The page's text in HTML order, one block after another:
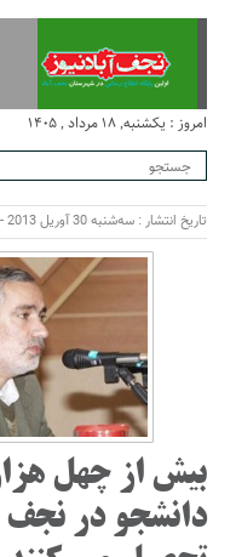
امروز : یکشنبه, ۱۸ مرداد , ۱۴۰۵
تاریخ انتشار : سه‌شنبه 30 آوریل 2013 - 16:30
بيش از چهل
دانشجو در نجف